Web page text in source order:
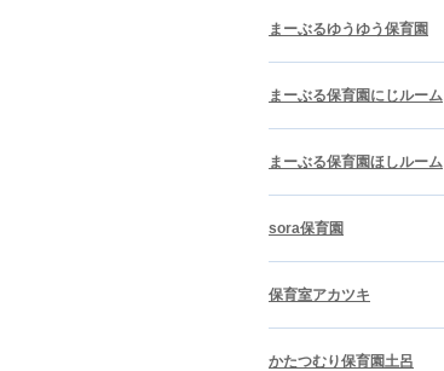
まーぶるゆうゆう保育園
まーぶる保育園にじルーム
まーぶる保育園ほしルーム
sora保育園
保育室アカツキ
かたつむり保育園土呂